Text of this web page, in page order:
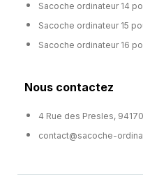
Sacoche ordinateur 14
Sacoche ordinateur 15
Sacoche ordinateur 16
Nous contactez
4 Rue des Presles,
contact@sacoche-